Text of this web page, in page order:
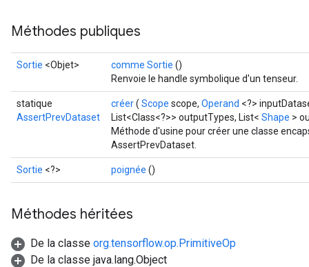
Méthodes publiques
Sortie <Objet> comme Sortie ()
Renvoie le handle symbolique d'un tenseur.
statique
AssertPrevDataset
créer( Scope scope, Operand <?>
List<Class<?>> outputTypes, List< Shape >
Méthode d'usine pour créer une classe
AssertPrevDataset.
Sortie <?> poignée ()
Méthodes héritées
De la classe org.tensorflow.op.PrimitiveOp
De la classe java.lang.Object